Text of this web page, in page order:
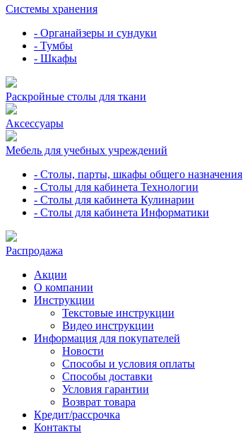
Системы хранения
- Органайзеры и сундуки
- Тумбы
- Шкафы
Раскройные столы для ткани
Аксессуары
Мебель для учебных учреждений
- Столы, парты, шкафы общего назначения
- Столы для кабинета Технологии
- Столы для кабинета Кулинарии
- Столы для кабинета Информатики
Распродажа
Акции
О компании
Инструкции
Текстовые инструкции
Видео инструкции
Информация для покупателей
Новости
Способы и условия оплаты
Способы доставки
Условия гарантии
Возврат товара
Кредит/рассрочка
Контакты